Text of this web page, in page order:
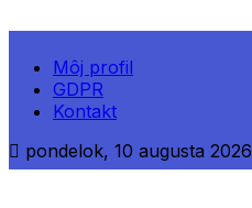
Môj profil
GDPR
Kontakt
pondelok, 10 augusta 2026